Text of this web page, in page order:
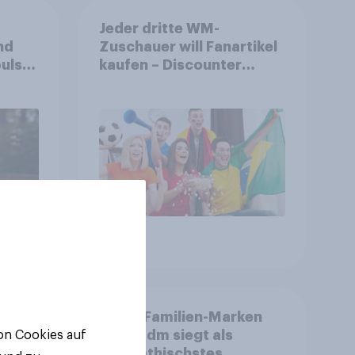
Jeder dritte WM-
Zuschauer will Fanartikel
kaufen – Discounter
Beste Familien-Marken
2026: dm siegt als
Cookies auf